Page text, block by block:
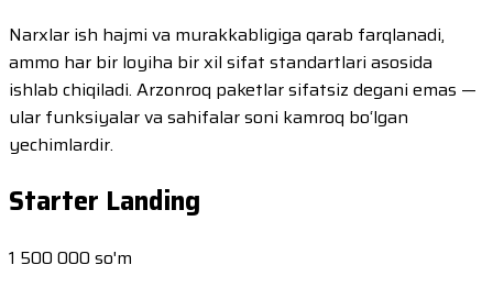
Narxlar ish hajmi va murakkabligiga qarab farqlanadi,
ammo har bir loyiha bir xil sifat standartlari asosida
ishlab chiqiladi. Arzonroq paketlar sifatsiz degani emas —
ular funksiyalar va sahifalar soni kamroq bo‘lgan
yechimlardir.
Starter Landing
1 500 000 so'm